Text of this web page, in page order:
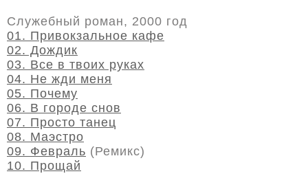
Служебный роман, 2000 год
01. Привокзальное кафе
02. Дождик
03. Все в твоих руках
04. Не жди меня
05. Почему
06. В городе снов
07. Просто танец
08. Маэстро
09. Февраль (Ремикс)
10. Прощай